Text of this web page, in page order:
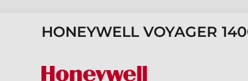
HONEYWELL VOYAGER